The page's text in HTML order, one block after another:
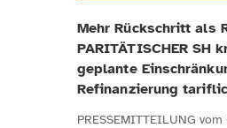
Mehr Rückschritt als
PARITÄTISCHER SH
geplante
Refinanzierung
PRESSEMITTEILUNG vom